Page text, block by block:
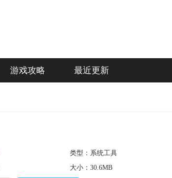
游戏攻略 最近更新
类型：系统工具
大小：30.6MB